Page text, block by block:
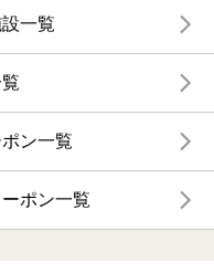
一覧
ン一覧
ポン一覧